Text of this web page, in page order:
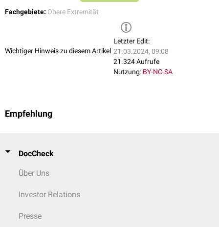
Musculus brachialis
Musculus pronator teres
Musculus triceps brachii - medialer Kopf
Septum intermusculare brachii mediale
Fachgebiete: Obere Extremität
Wichtiger Hinweis zu diesem Artikel
Letzter Edit:
21.03.2024, 09:08
21.324 Aufrufe
Nutzung: BY-NC-SA
Empfehlung
DocCheck
Über Uns
Investor Relations
Presse